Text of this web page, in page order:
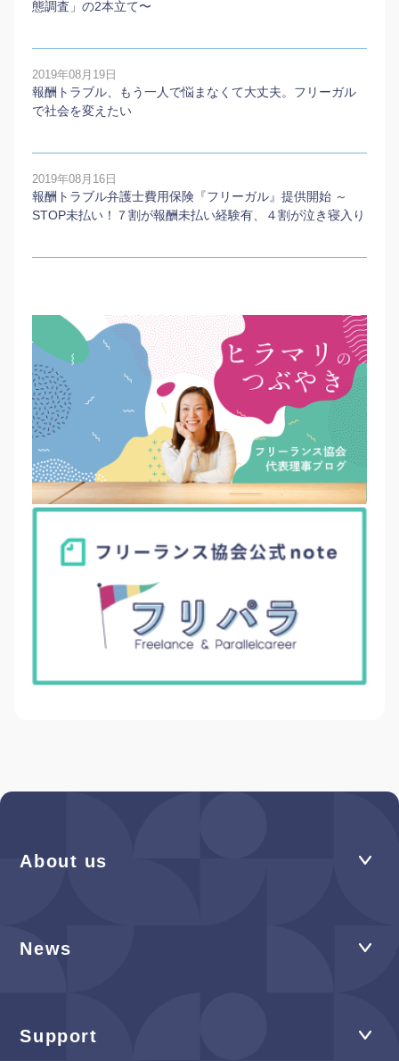
態調査」の2本⽴て〜
2019年08月19日
報酬トラブル、もう一人で悩まなくて大丈夫。フリーガル
で社会を変えたい
2019年08月16日
報酬トラブル弁護士費用保険『フリーガル』提供開始 ～
STOP未払い！７割が報酬未払い経験有、４割が泣き寝入り
About us
News
Support